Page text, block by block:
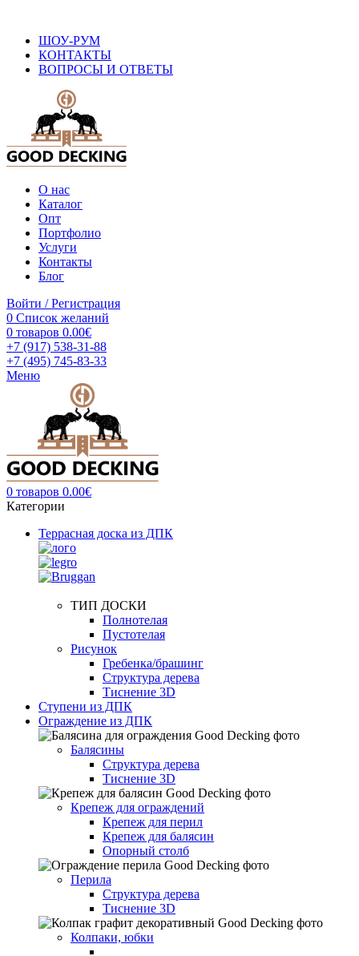
ШОУ-РУМ
КОНТАКТЫ
ВОПРОСЫ И ОТВЕТЫ
О нас
Каталог
Опт
Портфолио
Услуги
Контакты
Блог
Войти / Регистрация
0 Список желаний
0 товаров 0.00€
+7 (917) 538-31-88
+7 (495) 745-83-33
Меню
0 товаров 0.00€
Категории
Террасная доска из ДПК
ТИП ДОСКИ
Полнотелая
Пустотелая
Рисунок
Гребенка/брашинг
Структура дерева
Тиснение 3D
Ступени из ДПК
Ограждение из ДПК
Балясины
Структура дерева
Тиснение 3D
Крепеж для ограждений
Крепеж для перил
Крепеж для балясин
Опорный столб
Перила
Структура дерева
Тиснение 3D
Колпаки, юбки